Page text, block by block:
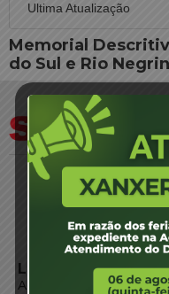
Ultima Atualização
Memorial
do Sul e Rio
LINKS EXTERNOS
Agência de Notícias